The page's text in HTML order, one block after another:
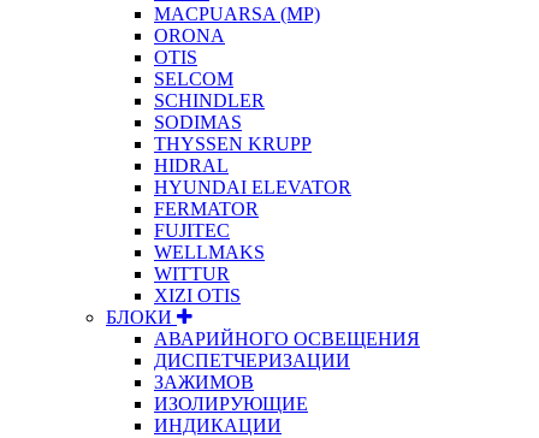
MACPUARSA (MP)
ORONA
OTIS
SELCOM
SCHINDLER
SODIMAS
THYSSEN KRUPP
HIDRAL
HYUNDAI ELEVATOR
FERMATOR
FUJITEC
WELLMAKS
WITTUR
XIZI OTIS
БЛОКИ
АВАРИЙНОГО ОСВЕЩЕНИЯ
ДИСПЕТЧЕРИЗАЦИИ
ЗАЖИМОВ
ИЗОЛИРУЮЩИЕ
ИНДИКАЦИИ